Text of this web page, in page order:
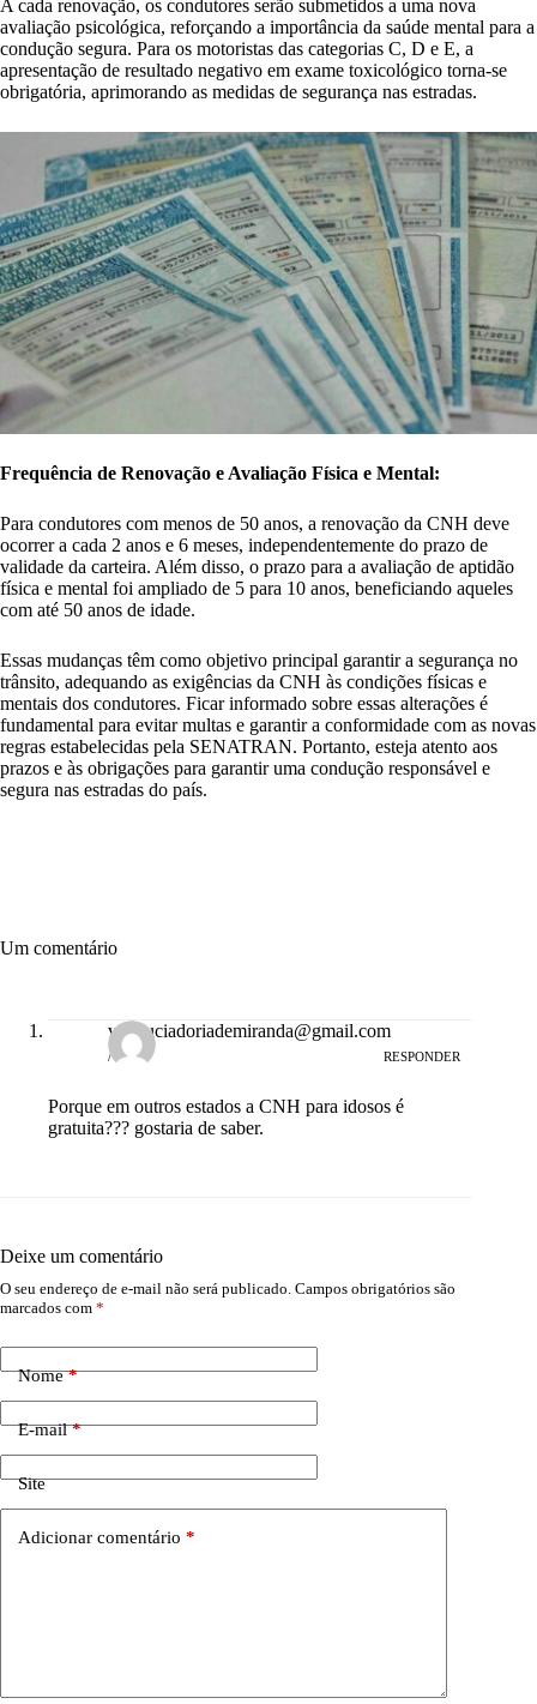
A cada renovação, os condutores serão submetidos a uma nova
avaliação psicológica, reforçando a importância da saúde mental para a
condução segura. Para os motoristas das categorias C, D e E, a
apresentação de resultado negativo em exame toxicológico torna-se
obrigatória, aprimorando as medidas de segurança nas estradas.
Frequência de Renovação e Avaliação Física e Mental:
Para condutores com menos de 50 anos, a renovação da CNH deve
ocorrer a cada 2 anos e 6 meses, independentemente do prazo de
validade da carteira. Além disso, o prazo para a avaliação de aptidão
física e mental foi ampliado de 5 para 10 anos, beneficiando aqueles
com até 50 anos de idade.
Essas mudanças têm como objetivo principal garantir a segurança no
trânsito, adequando as exigências da CNH às condições físicas e
mentais dos condutores. Ficar informado sobre essas alterações é
fundamental para evitar multas e garantir a conformidade com as novas
regras estabelecidas pela SENATRAN. Portanto, esteja atento aos
prazos e às obrigações para garantir uma condução responsável e
segura nas estradas do país.
Um comentário
veraluciadoriademiranda@gmail.com
/ RESPONDER
Porque em outros estados a CNH para idosos é
gratuita??? gostaria de saber.
Deixe um comentário
O seu endereço de e-mail não será publicado. Campos obrigatórios são
marcados com *
Nome*
E-mail*
Site
Adicionar comentário *